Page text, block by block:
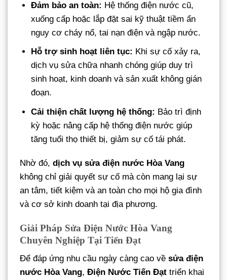
Đảm bảo an toàn: Hệ thống điện nước cũ,
xuống cấp hoặc lắp đặt sai kỹ thuật tiềm ẩn
nguy cơ cháy nổ, tai nạn điện và ngập nước.
Hỗ trợ sinh hoạt liên tục: Khi sự cố xảy ra,
dịch vụ sửa chữa nhanh chóng giúp duy trì
sinh hoạt, kinh doanh và sản xuất không gián
đoạn.
Cải thiện chất lượng hệ thống: Bảo trì định
kỳ hoặc nâng cấp hệ thống điện nước giúp
tăng tuổi thọ thiết bị, giảm sự cố tái phát.
Nhờ đó, dịch vụ sửa điện nước Hòa Vang
không chỉ giải quyết sự cố mà còn mang lại sự
an tâm, tiết kiệm và an toàn cho mọi hộ gia đình
và cơ sở kinh doanh tại địa phương.
Giải Pháp Sửa Điện Nước Hòa Vang
Chuyên Nghiệp Tại Tiến Đạt
Để đáp ứng nhu cầu ngày càng cao về sửa điện
nước Hòa Vang, Điện Nước Tiến Đạt triển khai